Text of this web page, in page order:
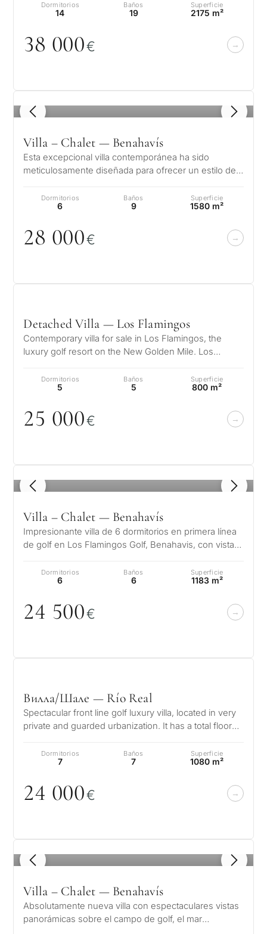
Dormitorios
14
Baños
19
Superficie
2175 m²
38 000€
1 / 8
Villa – Chalet — Benahavís
Esta excepcional villa contemporánea ha sido
meticulosamente diseñada para ofrecer un estilo de
Dormitorios
6
Baños
9
Superficie
1580 m²
28 000€
Detached Villa — Los Flamingos
Contemporary villa for sale in Los Flamingos, the
luxury golf resort on the New Golden Mile. Los
Dormitorios
5
Baños
5
Superficie
800 m²
25 000€
1 / 8
Villa – Chalet — Benahavís
Impresionante villa de 6 dormitorios en primera línea
de golf en Los Flamingos Golf, Benahavis, con vistas
Dormitorios
6
Baños
6
Superficie
1183 m²
24 500€
Вилла/Шале — Río Real
Spectacular front line golf luxury villa, located in very
private and guarded urbanization. It has a total floor
Dormitorios
7
Baños
7
Superficie
1080 m²
24 000€
1 / 8
Villa – Chalet — Benahavís
Absolutamente nueva villa con espectaculares vistas
panorámicas sobre el campo de golf, el mar